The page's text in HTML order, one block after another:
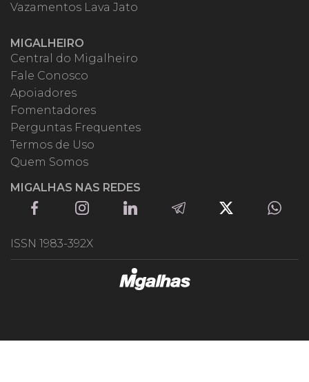
Vazamentos Lava Jato
MIGALHEIRO
Central do Migalheiro
Fale Conosco
Apoiadores
Fomentadores
Perguntas Frequentes
Termos de Uso
Quem Somos
MIGALHAS NAS REDES
ISSN 1983-392X